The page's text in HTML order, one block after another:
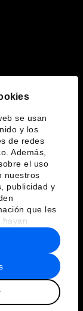
se usan
y los
de redes
Además,
el uso
nuestros
publicidad y
que les
hayan
haya
uso